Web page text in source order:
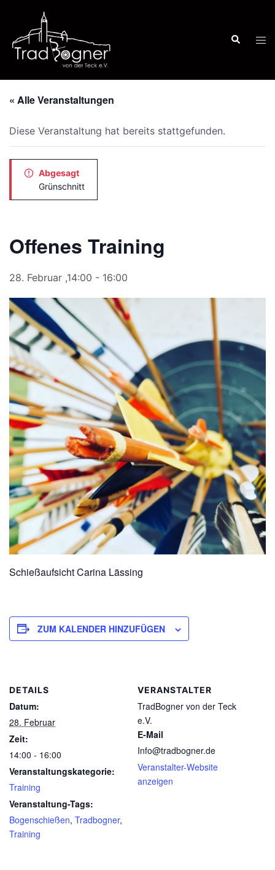
springen
Suche
« Alle Veranstaltungen
Diese Veranstaltung hat bereits stattgefunden.
Abgesagt
Grünschnitt
Offenes Training
28. Februar ,14:00 - 16:00
Schießaufsicht Carina Lässing
ZUM KALENDER HINZUFÜGEN
DETAILS
Datum:
28. Februar
Zeit:
14:00 - 16:00
Veranstaltungskategorie:
Training
Veranstaltung-Tags:
Bogenschießen, Tradbogner,
Training
VERANSTALTER
TradBogner von der Teck
e.V.
E-Mail
Info@tradbogner.de
Veranstalter-Website
anzeigen